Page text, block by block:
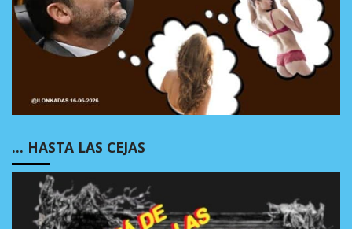
… HASTA LAS CEJAS